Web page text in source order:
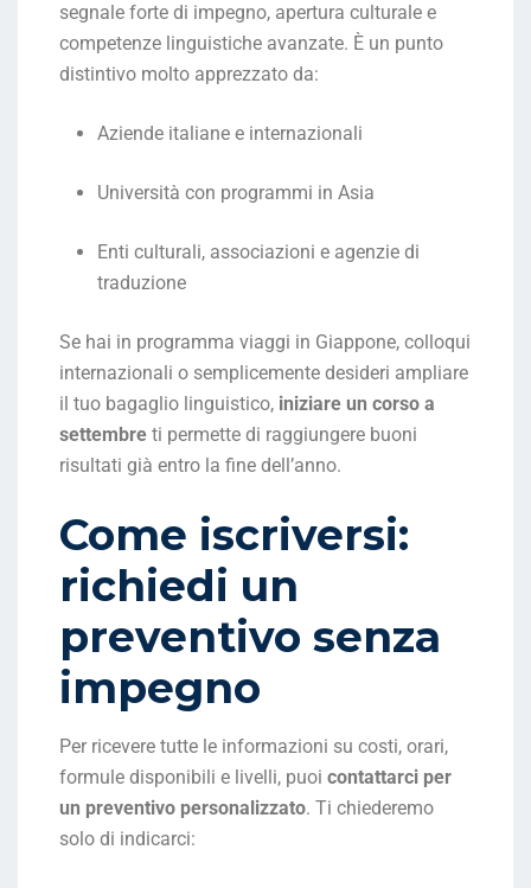
segnale forte di impegno, apertura culturale e
competenze linguistiche avanzate. È un punto
distintivo molto apprezzato da:
Aziende italiane e internazionali
Università con programmi in Asia
Enti culturali, associazioni e agenzie di
traduzione
Se hai in programma viaggi in Giappone, colloqui
internazionali o semplicemente desideri ampliare
il tuo bagaglio linguistico, iniziare un corso a
settembre ti permette di raggiungere buoni
risultati già entro la fine dell’anno.
Come iscriversi:
richiedi un
preventivo senza
impegno
Per ricevere tutte le informazioni su costi, orari,
formule disponibili e livelli, puoi contattarci per
un preventivo personalizzato. Ti chiederemo
solo di indicarci: